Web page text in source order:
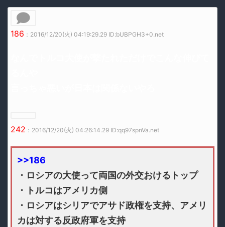
186 ：2016/12/20(火) 04:19:29.29 ID:bUBPGH3+0.net
242 ：2016/12/20(火) 04:26:14.29 ID:qq97spnVa.net
>>186
・ロシアの大使って両国の外交おけるトップ
・トルコはアメリカ側
・ロシアはシリアでアサド政権を支持、アメリ
カは対する反政府軍を支持